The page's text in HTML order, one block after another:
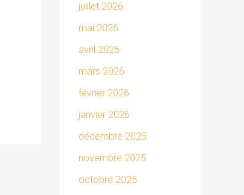
juillet 2026
mai 2026
avril 2026
mars 2026
février 2026
janvier 2026
décembre 2025
novembre 2025
octobre 2025